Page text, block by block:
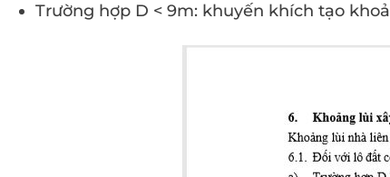
Trường hợp D < 9m: khuyến khích tạo